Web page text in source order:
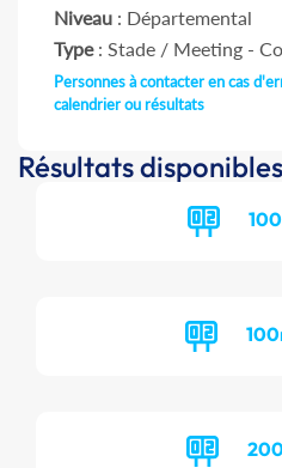
Niveau : Départemental
Type: Stade / Meeting -
Personnes à contacter en cas
calendrier ou résultats
Résultats disponibles